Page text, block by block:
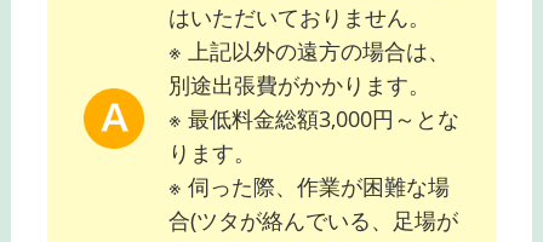
はいただいておりません。
※ 上記以外の遠方の場合は、
別途出張費がかかります。
※ 最低料金総額3,000円～とな
ります。
※ 伺った際、作業が困難な場
合(ツタが絡んでいる、足場が